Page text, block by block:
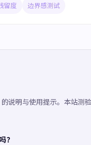
留度 边界感测试
说明与使用提示。本站测
？